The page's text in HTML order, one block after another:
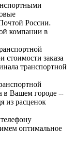
России.
компании в
заказа
транспортной
в Вашем городе --
из расценок
оптимальное